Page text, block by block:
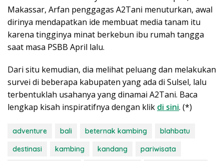
Makassar, Arfan penggagas A2Tani menuturkan, awal
dirinya mendapatkan ide membuat media tanam itu
karena tingginya minat berkebun ibu rumah tangga
saat masa PSBB April lalu.
Dari situ kemudian, dia melihat peluang dan melakukan
survei di beberapa kabupaten yang ada di Sulsel, lalu
terbentuklah usahanya yang dinamai A2Tani. Baca
lengkap kisah inspiratifnya dengan klik di sini. (*)
adventure bali beternak kambing
blahbatu
destinasi
kambing kandang
pariwisata